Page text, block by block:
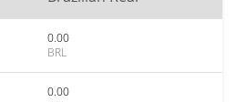
0.00
BRL
0.00